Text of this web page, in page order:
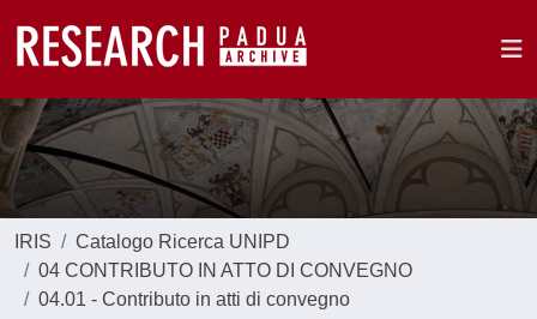
IRIS
Catalogo Ricerca UNIPD
04 CONTRIBUTO IN ATTO DI CONVEGNO
04.01 - Contributo in atti di convegno